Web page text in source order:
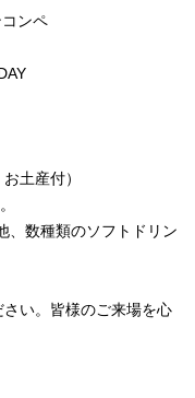
ンペ
土産付）
、数種類のソフトドリン
い。皆様のご来場を心